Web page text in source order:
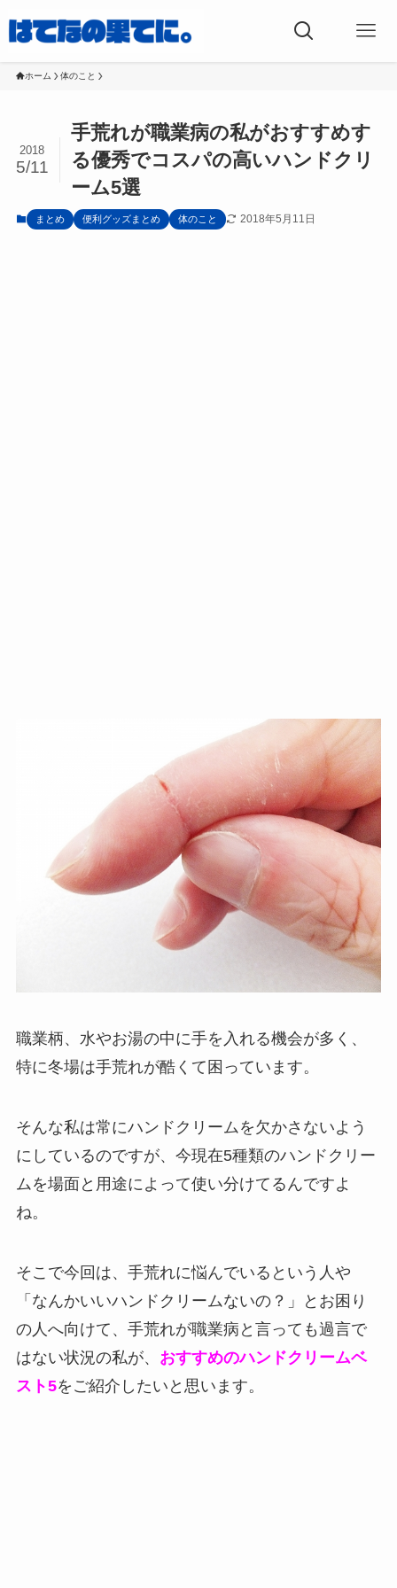
ホーム 体のこと
手荒れが職業病の私がおすすめす
る優秀でコスパの高いハンドクリ
ーム5選
2018
5/11
まとめ 便利グッズまとめ 体のこと 2018年5月11日
職業柄、水やお湯の中に手を入れる機会が多く、
特に冬場は手荒れが酷くて困っています。
そんな私は常にハンドクリームを欠かさないよう
にしているのですが、今現在5種類のハンドクリー
ムを場面と用途によって使い分けてるんですよ
ね。
そこで今回は、手荒れに悩んでいるという人や
「なんかいいハンドクリームないの？」とお困り
の人へ向けて、手荒れが職業病と言っても過言で
はない状況の私が、 おすすめのハンドクリームベ
スト5をご紹介したいと思います。